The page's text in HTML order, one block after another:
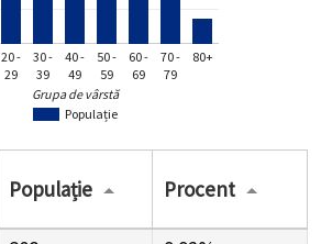
Populație
20 -
29
30 -
39
40 -
49
50 -
59
60 -
69
70 -
79
80+
Grupa de vârstă
Populație Procent